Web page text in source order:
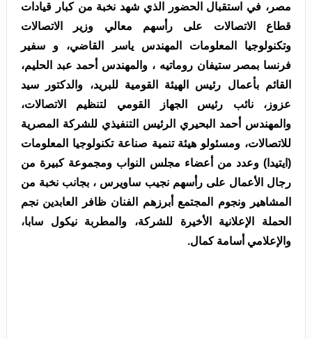
مصر، في استقبال الحضور الذي شهد نخبة من كبار قيادات
قطاع الاتصالات على رأسهم معالي وزير الاتصالات
وتكنولوجيا المعلومات المهندس ياسر القاضي، و سفير
فرنسا بمصر ستيفان روماتيه ، والمهندس أحمد عبد الحليم،
القائم بأعمال رئيس الهيئة القومية للبريد، والدكتور سيد
عزوز، نائب رئيس الجهاز القومي لتنظيم الاتصالات،
والمهندس أحمد البحيري الرئيس التنفيذي للشركة المصرية
للاتصالات، ومسئولو هيئة تنمية صناعة تكنولوجيا المعلومات
(ايتيدا) وعدد من أعضاء مجلس النواب ومجموعة كبيرة من
رجال الأعمال على رأسهم نجيب ساويرس ، بجانب نخبة من
المشاهير ونجوم المجتمع أبرزهم الفنان ظافر العابدين نجم
الحملة الإعلانية الأخيرة للشركة، والمطربة نيكول سابا،
والإعلامي أسامة كمال.